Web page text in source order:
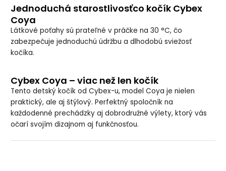
Jednoduchá starostlivosťco kočík Cybex
Coya
Látkové poťahy sú prateľné v práčke na 30 °C, čo
zabezpečuje jednoduchú údržbu a dlhodobú sviežosť
kočíka.
Cybex Coya – viac než len kočík
Tento detský kočík od Cybex-u, model Coya je nielen
praktický, ale aj štýlový. Perfektný spoločník na
každodenné prechádzky aj dobrodružné výlety, ktorý vás
očarí svojím dizajnom aj funkčnosťou.